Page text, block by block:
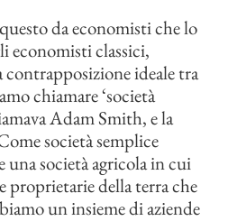
da economisti che lo
economisti classici,
ideale tra
chiamare ‘società
Adam Smith, e la
società semplice
una società agricola in cui
proprietarie della terra che
un insieme di aziende